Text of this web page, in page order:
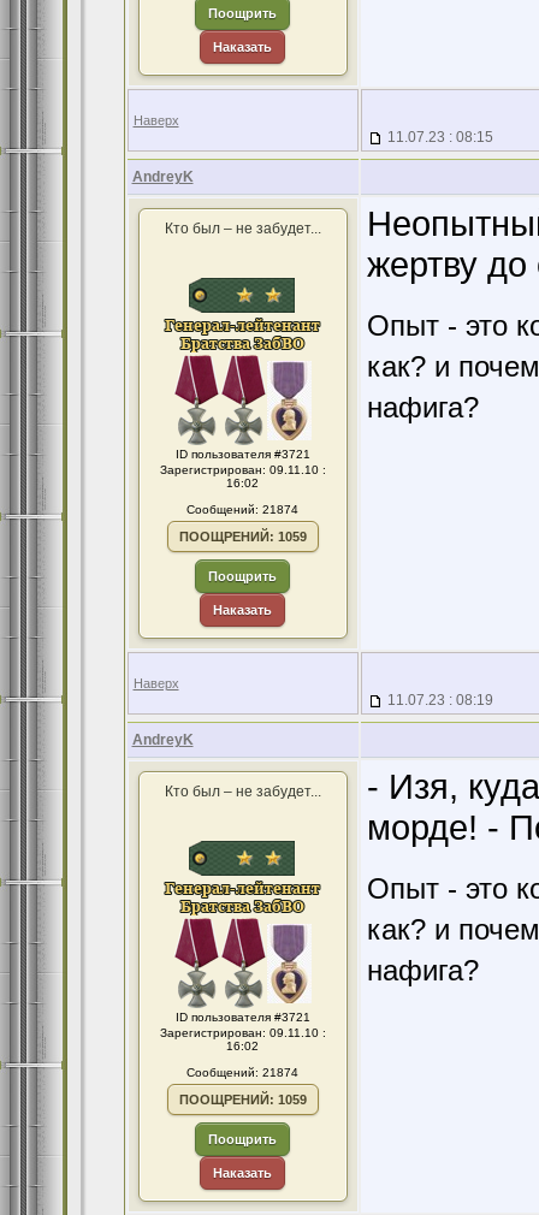
Поощрить
Наказать
Наверх
11.07.23 : 08:15
AndreyK
Кто был – не забудет...
ID пользователя #3721
Зарегистрирован: 09.11.10 :
16:02
Сообщений: 21874
ПООЩРЕНИЙ: 1059
Поощрить
Наказать
жертву до
Опыт - это
как? и
нафига?
Наверх
11.07.23 : 08:19
AndreyK
Кто был – не забудет...
ID пользователя #3721
Зарегистрирован: 09.11.10 :
16:02
Сообщений: 21874
ПООЩРЕНИЙ: 1059
Поощрить
Наказать
- Изя,
морде! -
Опыт - это
как? и
нафига?